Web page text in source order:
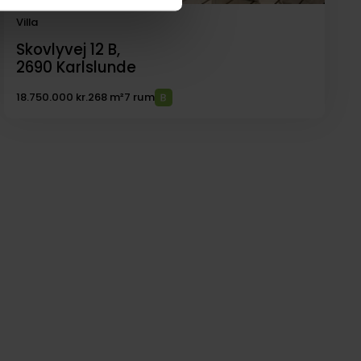
Villa
Skovlyvej 12 B,
2690 Karlslunde
18.750.000 kr.268 m²7 rum